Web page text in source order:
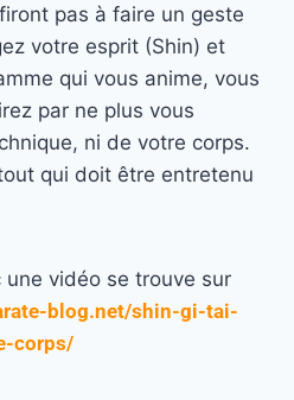
pas à faire un geste
votre esprit (Shin) et
qui vous anime, vous
par ne plus vous
ni de votre corps.
qui doit être entretenu
une vidéo se trouve sur
blog.net/shin-gi-tai-
corps/